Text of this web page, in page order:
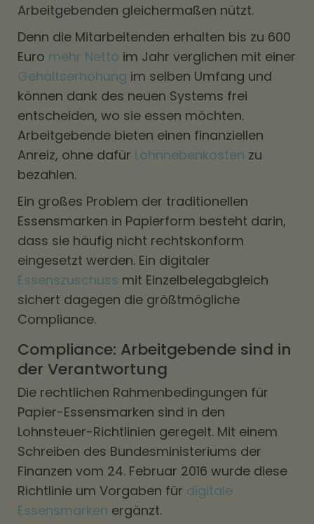
Arbeitgebenden gleichermaßen nützt.
Denn die Mitarbeitenden erhalten bis zu 600
Euro mehr Netto im Jahr verglichen mit einer
Gehaltserhöhung im selben Umfang und
können dank des neuen Systems frei
entscheiden, wo sie essen möchten.
Arbeitgebende bieten einen finanziellen
Anreiz, ohne dafür Lohnnebenkosten zu
bezahlen.
Ein großes Problem der traditionellen
Essensmarken in Papierform besteht darin,
dass sie häufig nicht rechtskonform
eingesetzt werden. Ein digitaler
Essenszuschuss mit Einzelbelegabgleich
sichert dagegen die größtmögliche
Compliance.
Compliance: Arbeitgebende sind in
der Verantwortung
Die rechtlichen Rahmenbedingungen für
Papier-Essensmarken sind in den
Lohnsteuer-Richtlinien geregelt. Mit einem
Schreiben des Bundesministeriums der
Finanzen vom 24. Februar 2016 wurde diese
Richtlinie um Vorgaben für digitale
Essensmarken ergänzt.